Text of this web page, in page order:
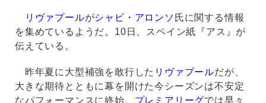
リヴァプールがシャビ・アロンソ 氏に関する情報
を集めているようだ。10日、スペイン紙『アス』が
伝えている。
昨年夏に大型補強を敢行した リヴァプールだが、
大きな期待とともに幕を開けた今シーズンは不安定
なパフォーマンスに終始。 プレミアリーグでは早々